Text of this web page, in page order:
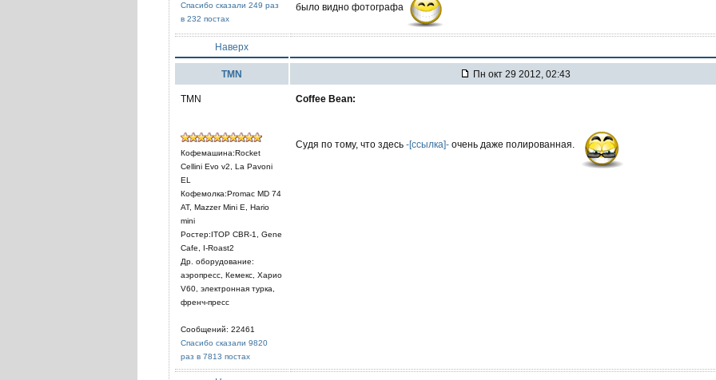
Спасибо сказали 249 раз
в 232 постах
было видно фотографа
Наверх
TMN Пн окт 29 2012, 02:43
TMN
Кофемашина:Rocket
Cellini Evo v2, La Pavoni
EL
Кофемолка:Promac MD 74
AT, Mazzer Mini E, Hario
mini
Ростер:ITOP CBR-1, Gene
Cafe, I-Roast2
Др. оборудование:
аэропресс, Кемекс, Харио
V60, электронная турка,
френч-пресс
Сообщений: 22461
Спасибо сказали 9820
раз в 7813 постах
Coffee Bean:
Судя по тому, что здесь -[ссылка]- очень даже полированная.